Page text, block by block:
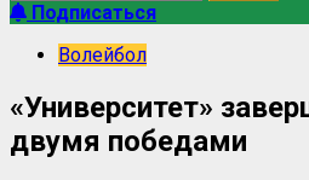
Подписаться
Волейбол
«Университет»
двумя победами